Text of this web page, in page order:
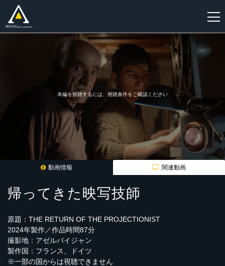
本編を視聴するには、視聴条件をご確認ください
動画情報 関連動画
帰ってきた映写技師
原題：THE RETURN OF THE PROJECTIONIST
2024年製作／作品時間87分
撮影地：アゼルバイジャン
製作国：フランス、ドイツ
※一部の国からは視聴できません